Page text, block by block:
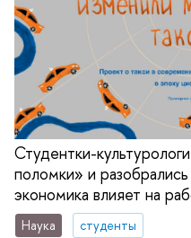
Студентки-
поломки» и
экономика влияет на
Наука
студенты